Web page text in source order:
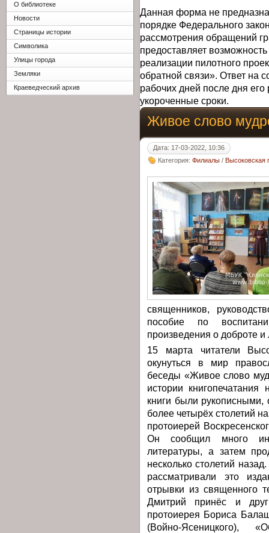
Данная форма не
порядке Федерального
рассмотрения обращений
предоставляет
реализации пилотного
обратной связи». Ответ на
рабочих дней после дня
укороченные сроки.
Живое слово
Дата: 17-03-2022, 10:36
Категория: Филиалы / Высоковская
священников,
пособие по
произведения о доброте
15 марта читатели
окунуться в мир
беседы «Живое слово
истории
книги были рукописными,
более четырёх столетий
протоиерей
Он сообщил много
литературы, а затем
несколько столетий
рассматривали это
отрывки из священного
Дмитрий принёс и
протоиерея Бориса
(Войно-Ясеницкого),
О библиотеке
Новости
Страницы истории
Символика
Улицы города
Земляки
Краеведческий архив